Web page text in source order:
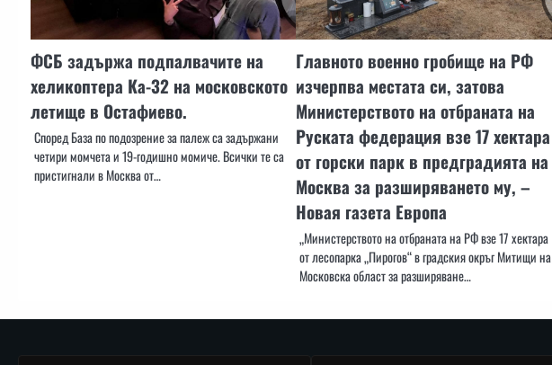
ФСБ задържа подпалвачите на
хеликоптера Ка-32 на московското
летище в Остафиево.
Според База по подозрение за палеж са задържани
четири момчета и 19-годишно момиче. Всички те са
пристигнали в Москва от…
Главното военно гробище на РФ
изчерпва местата си, затова
Министерството на отбраната на
Руската федерация взе 17 хектара
от горски парк в предградията на
Москва за разширяването му, –
Новая газета Европа
„Министерството на отбраната на РФ взе 17 хектара
от лесопарка „Пирогов“ в градския окръг Митищи на
Московска област за разширяване…